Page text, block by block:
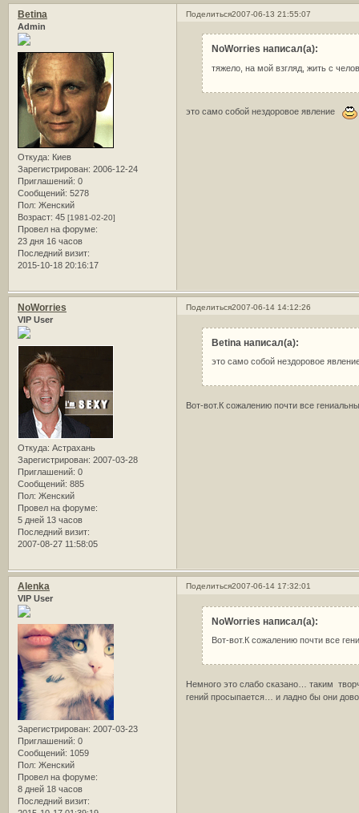
Поделиться2007-06-13 21:55:07
Betina
Admin
Откуда: Киев
Зарегистрирован: 2006-12-24
Приглашений: 0
Сообщений: 5278
Пол: Женский
Возраст: 45 [1981-02-20]
Провел на форуме:
23 дня 16 часов
Последний визит:
2015-10-18 20:16:17
NoWorries написал(а):
тяжело, на мой взгляд, жить с
это само собой нездоровое явление
Поделиться2007-06-14 14:12:26
NoWorries
VIP User
Откуда: Астрахань
Зарегистрирован: 2007-03-28
Приглашений: 0
Сообщений: 885
Пол: Женский
Провел на форуме:
5 дней 13 часов
Последний визит:
2007-08-27 11:58:05
Betina написал(а):
это само собой нездоровое
Вот-вот.К сожалению почти все
Поделиться2007-06-14 17:32:01
Alenka
VIP User
Зарегистрирован: 2007-03-23
Приглашений: 0
Сообщений: 1059
Пол: Женский
Провел на форуме:
8 дней 18 часов
Последний визит:
NoWorries написал(а):
Вот-вот.К сожалению почти все
Немного это слабо сказано… таким
гений просыпается… и ладно бы они